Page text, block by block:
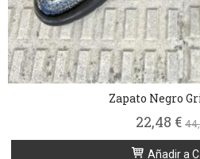
Zapato Negro
22,48 €
Añadir a